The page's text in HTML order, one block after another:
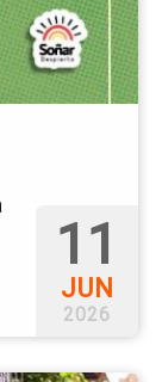
11
JUN
2026